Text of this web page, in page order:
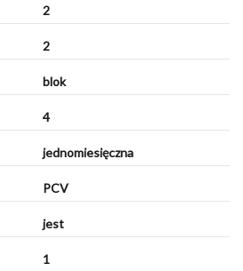
2
2
blok
4
jednomiesięczna
PCV
jest
1